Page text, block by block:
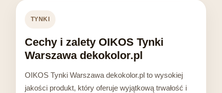
TYNKI
Cechy i zalety OIKOS Tynki
Warszawa dekokolor.pl
OIKOS Tynki Warszawa dekokolor.pl to wysokiej
jakości produkt, który oferuje wyjątkową trwałość i